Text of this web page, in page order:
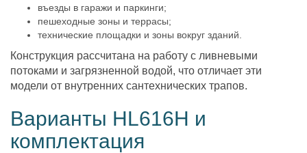
въезды в гаражи и паркинги;
пешеходные зоны и террасы;
технические площадки и зоны вокруг зданий.
Конструкция рассчитана на работу с ливневыми
потоками и загрязненной водой, что отличает эти
модели от внутренних сантехнических трапов.
Варианты HL616H и
комплектация